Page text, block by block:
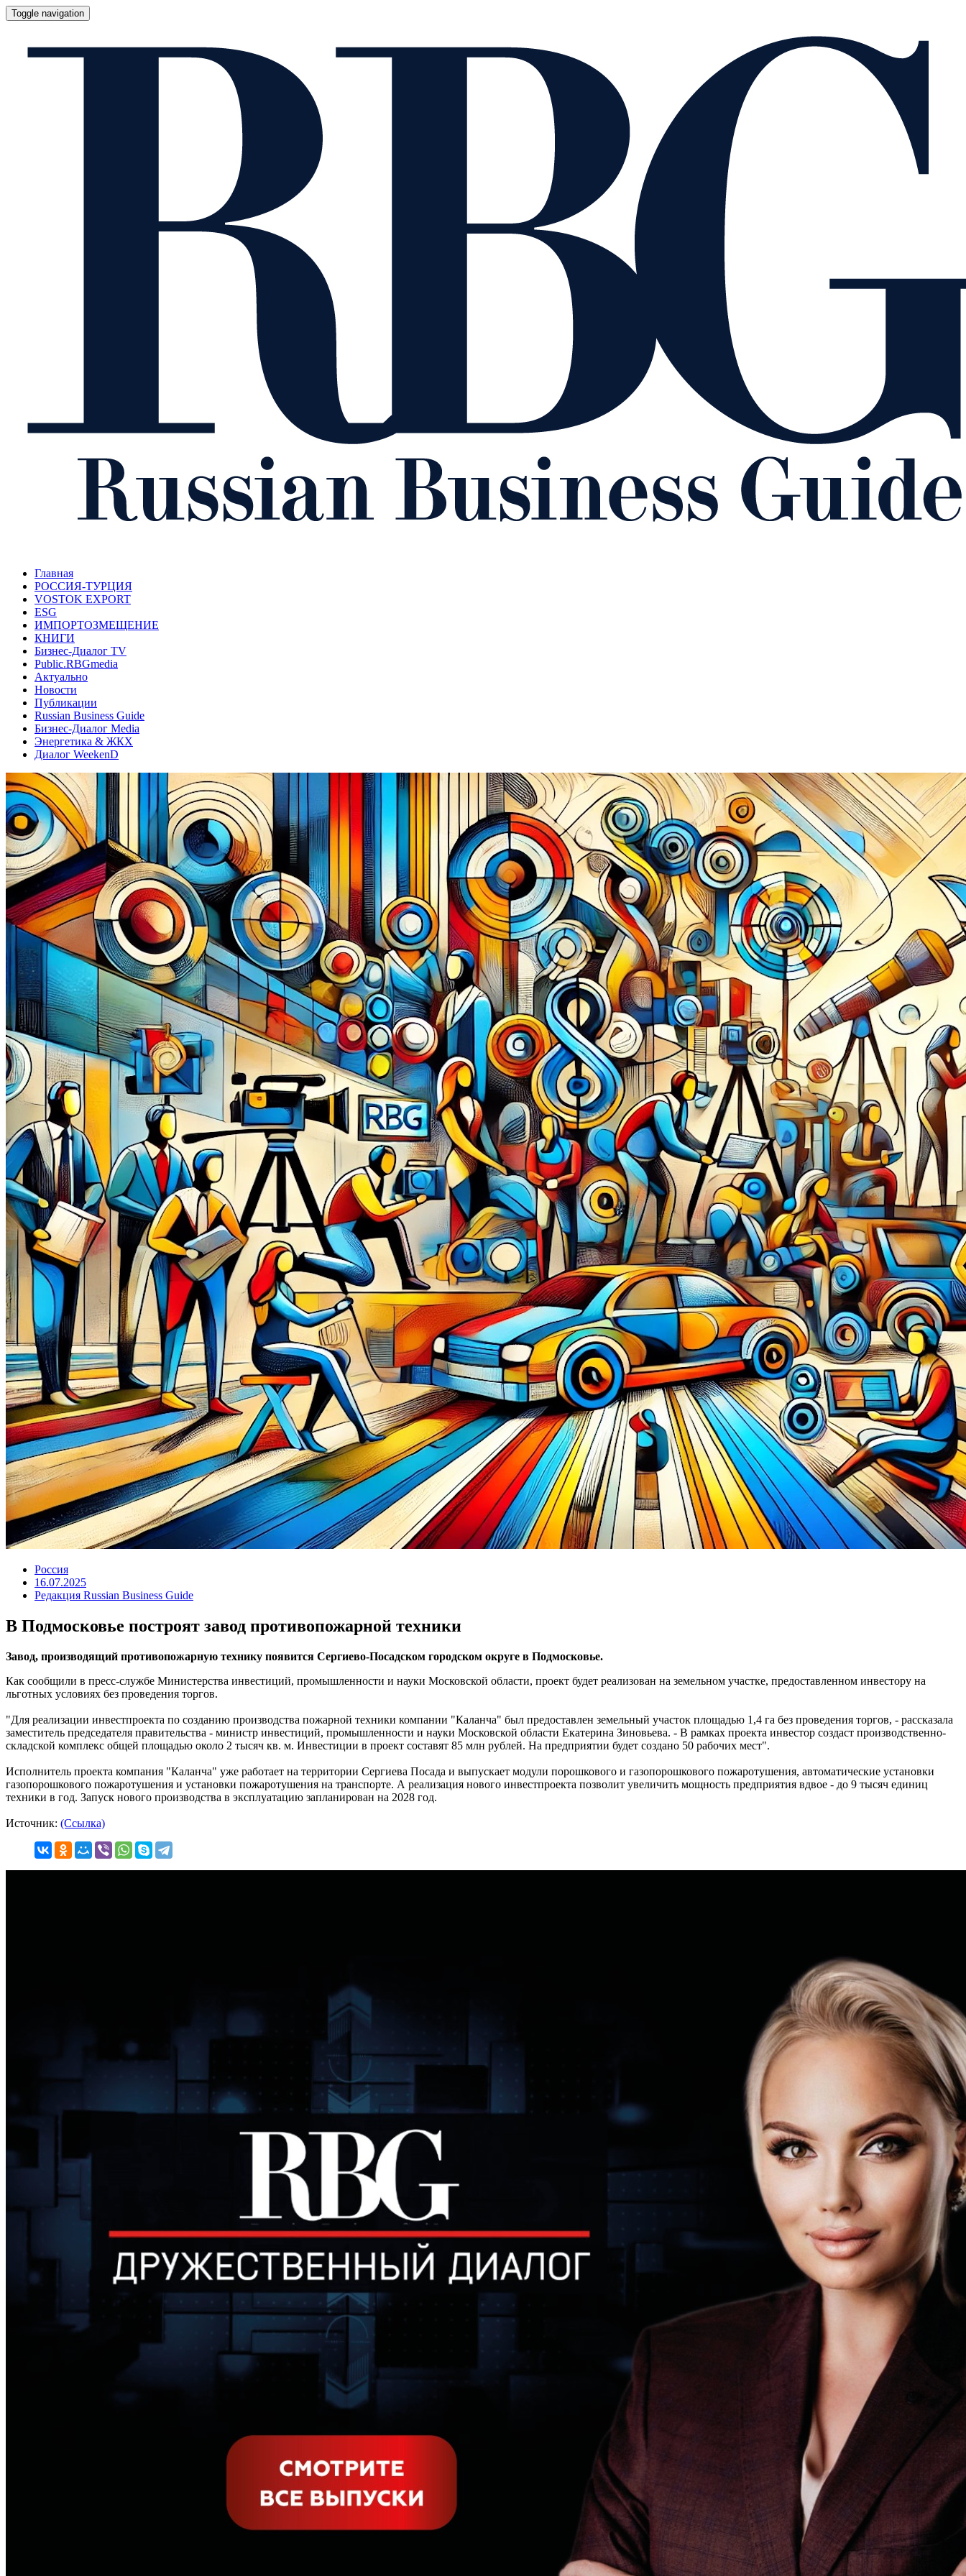
Toggle navigation
Главная
РОССИЯ-ТУРЦИЯ
VOSTOK EXPORT
ESG
ИМПОРТОЗМЕЩЕНИЕ
КНИГИ
Бизнес-Диалог TV
Public.RBGmedia
Актуально
Новости
Публикации
Russian Business Guide
Бизнес-Диалог Media
Энергетика & ЖКХ
Диалог WeekenD
Россия
16.07.2025
Редакция Russian Business Guide
В Подмосковье построят завод противопожарной техники
Завод, производящий противопожарную технику появится Сергиево-Посадском городском округе в Подмосковье.
Как сообщили в пресс-службе Министерства инвестиций, промышленности и науки Московской области, проект будет реализован на земельном участке, предоставленном инвестору на
льготных условиях без проведения торгов.
"Для реализации инвестпроекта по созданию производства пожарной техники компании "Каланча" был предоставлен земельный участок площадью 1,4 га без проведения торгов, - рассказала
заместитель председателя правительства - министр инвестиций, промышленности и науки Московской области Екатерина Зиновьева. - В рамках проекта инвестор создаст производственно-
складской комплекс общей площадью около 2 тысяч кв. м. Инвестиции в проект составят 85 млн рублей. На предприятии будет создано 50 рабочих мест".
Исполнитель проекта компания "Каланча" уже работает на территории Сергиева Посада и выпускает модули порошкового и газопорошкового пожаротушения, автоматические установки
газопорошкового пожаротушения и установки пожаротушения на транспорте. А реализация нового инвестпроекта позволит увеличить мощность предприятия вдвое - до 9 тысяч единиц
техники в год. Запуск нового производства в эксплуатацию запланирован на 2028 год.
Источник: (Ссылка)